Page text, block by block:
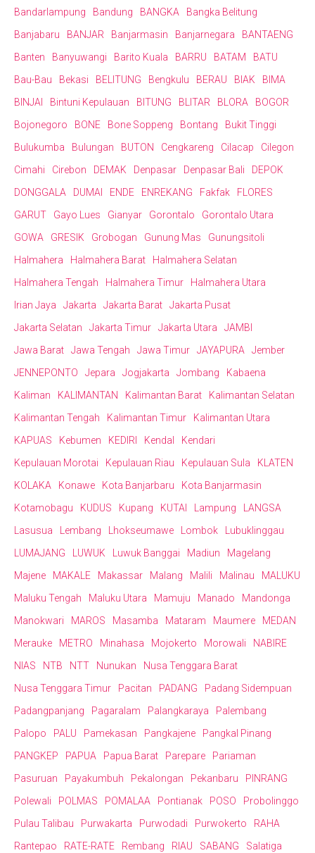
Bandarlampung Bandung BANGKA
Bangka Belitung
Banjabaru
BANJAR Banjarmasin Banjarnegara
BANTAENG
Banten
Banyuwangi Barito Kuala BARRU BATAM
BATU
Bau-Bau
Bekasi BELITUNG Bengkulu BERAU BIAK
BIMA
BINJAI
Bintuni Kepulauan BITUNG BLITAR BLORA
BOGOR
Bojonegoro
BONE Bone Soppeng Bontang
Bukit Tinggi
Bulukumba
Bulungan BUTON Cengkareng Cilacap
Cilegon
Cimahi
Cirebon DEMAK Denpasar Denpasar Bali
DEPOK
DONGGALA
DUMAI ENDE ENREKANG Fakfak
FLORES
GARUT
Gayo Lues Gianyar Gorontalo
Gorontalo Utara
GOWA
GRESIK Grobogan Gunung Mas
Gunungsitoli
Halmahera
Halmahera Barat
Halmahera Selatan
Halmahera Tengah
Halmahera Timur
Halmahera Utara
Irian Jaya
Jakarta Jakarta Barat
Jakarta Pusat
Jakarta Selatan
Jakarta Timur Jakarta Utara
JAMBI
Jawa Barat
Jawa Tengah Jawa Timur JAYAPURA
Jember
JENNEPONTO
Jepara Jogjakarta Jombang
Kabaena
Kaliman
KALIMANTAN Kalimantan Barat
Kalimantan Selatan
Kalimantan Tengah
Kalimantan Timur
Kalimantan Utara
KAPUAS
Kebumen KEDIRI Kendal
Kendari
Kepulauan Morotai
Kepulauan Riau Kepulauan Sula
KLATEN
KOLAKA
Konawe Kota Banjarbaru
Kota Banjarmasin
Kotamobagu
KUDUS Kupang KUTAI Lampung
LANGSA
Lasusua
Lembang Lhokseumawe Lombok
Lubuklinggau
LUMAJANG
LUWUK Luwuk Banggai Madiun
Magelang
Majene
MAKALE Makassar Malang Malili Malinau
MALUKU
Maluku Tengah
Maluku Utara Mamuju Manado
Mandonga
Manokwari
MAROS Masamba Mataram Maumere
MEDAN
Merauke
METRO Minahasa Mojokerto Morowali
NABIRE
NIAS
NTB NTT Nunukan
Nusa Tenggara Barat
Nusa Tenggara Timur
Pacitan PADANG
Padang Sidempuan
Padangpanjang
Pagaralam Palangkaraya
Palembang
Palopo
PALU Pamekasan Pangkajene
Pangkal Pinang
PANGKEP
PAPUA Papua Barat Parepare
Pariaman
Pasuruan
Payakumbuh Pekalongan Pekanbaru
PINRANG
Polewali
POLMAS POMALAA Pontianak POSO
Probolinggo
Pulau Talibau
Purwakarta Purwodadi Purwokerto
RAHA
Rantepao
RATE-RATE Rembang RIAU SABANG
Salatiga